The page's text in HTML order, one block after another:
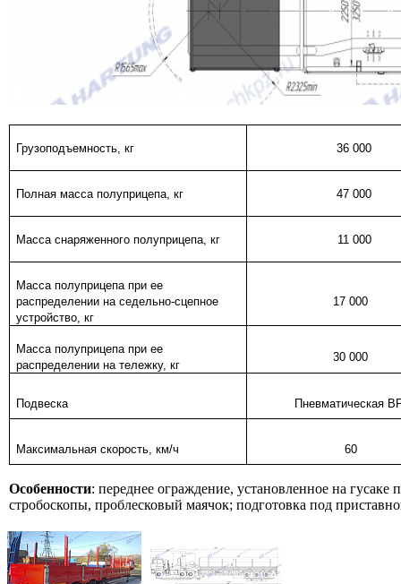
Грузоподъемность, кг 36 000
Полная масса полуприцепа, кг 47 000
Масса снаряженного полуприцепа, кг 11 000
Масса полуприцепа при ее
распределении на седельно-сцепное
устройство, кг
17 000
Масса полуприцепа при ее
распределении на тележку, кг
30 000
Подвеска Пневматическая
Максимальная скорость, км/ч 60
Особенности: переднее ограждение, установленное на
стробоскопы, проблесковый маячок; подготовка под